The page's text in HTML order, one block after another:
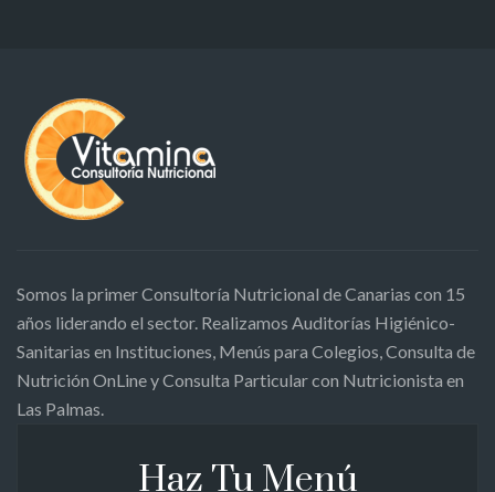
Somos la primer Consultoría Nutricional de Canarias con 15
años liderando el sector. Realizamos Auditorías Higiénico-
Sanitarias en Instituciones, Menús para Colegios, Consulta de
Nutrición OnLine y Consulta Particular con Nutricionista en
Las Palmas.
Haz Tu Menú